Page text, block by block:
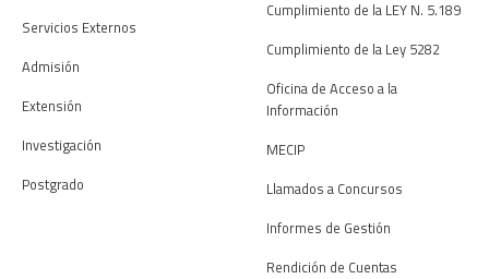
Servicios Externos
Admisión
Extensión
Investigación
Postgrado
Cumplimiento de la LEY N. 5.189
Cumplimiento de la Ley 5282
Oficina de Acceso a la
Información
MECIP
Llamados a Concursos
Informes de Gestión
Rendición de Cuentas